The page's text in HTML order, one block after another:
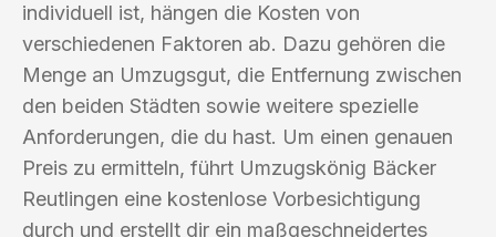
individuell ist, hängen die Kosten von
verschiedenen Faktoren ab. Dazu gehören die
Menge an Umzugsgut, die Entfernung zwischen
den beiden Städten sowie weitere spezielle
Anforderungen, die du hast. Um einen genauen
Preis zu ermitteln, führt Umzugskönig Bäcker
Reutlingen eine kostenlose Vorbesichtigung
durch und erstellt dir ein maßgeschneidertes